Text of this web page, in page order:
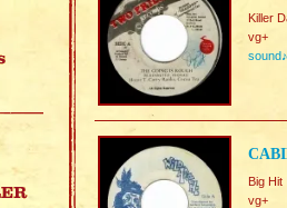
Killer
vg+
sound♪
Big Hit
vg+